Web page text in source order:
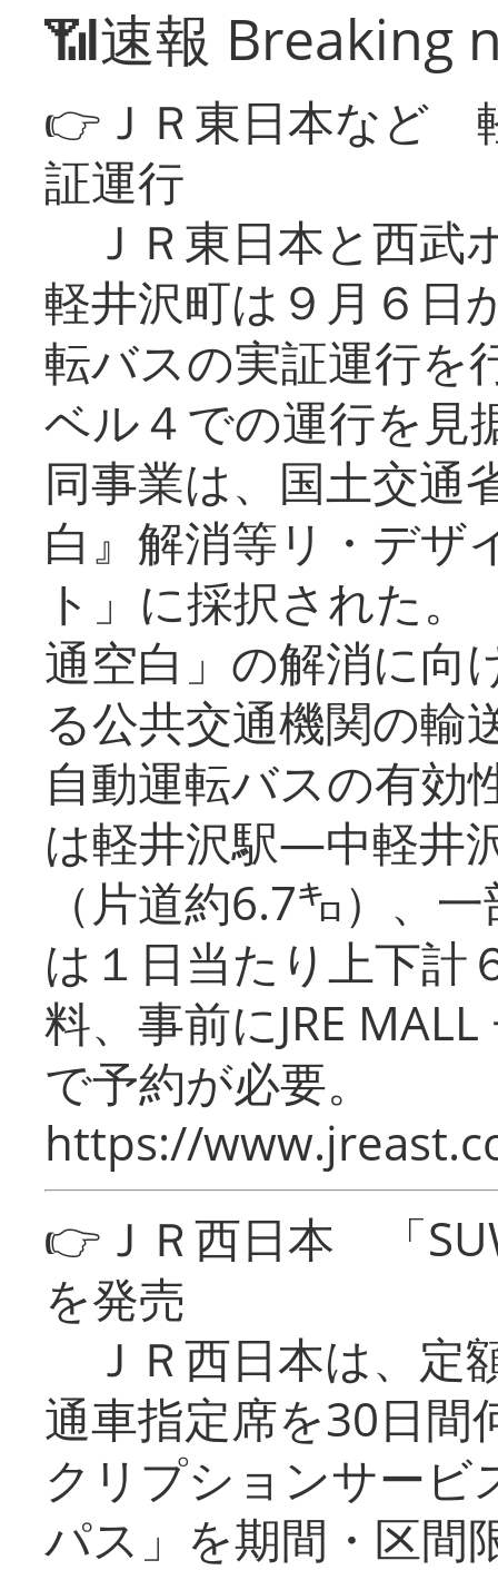
📶速報 Breaking
👉ＪＲ東日本など
証運行
ＪＲ東日本と西武
軽井沢町は９月６日
転バスの実証運行を
ベル４での運行を見
同事業は、国土交通
白』解消等リ・デザ
ト」に採択された
通空白」の解消に向
る公共交通機関の輸
自動運転バスの有効
は軽井沢駅―中軽井
（片道約6.7㌔）、
は１日当たり上下計
料、事前にJRE
で予約が必要。
https://
👉ＪＲ西日本 「
を発売
ＪＲ西日本は、定
通車指定席を30日間
クリプションサービ
パス」を期間・区間